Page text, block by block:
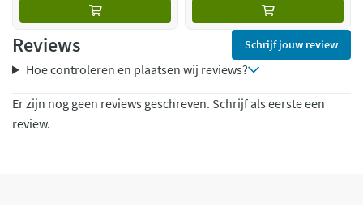
Reviews Schrijf jouw review
Hoe controleren en plaatsen wij reviews?
Er zijn nog geen reviews geschreven. Schrijf als eerste een
review.